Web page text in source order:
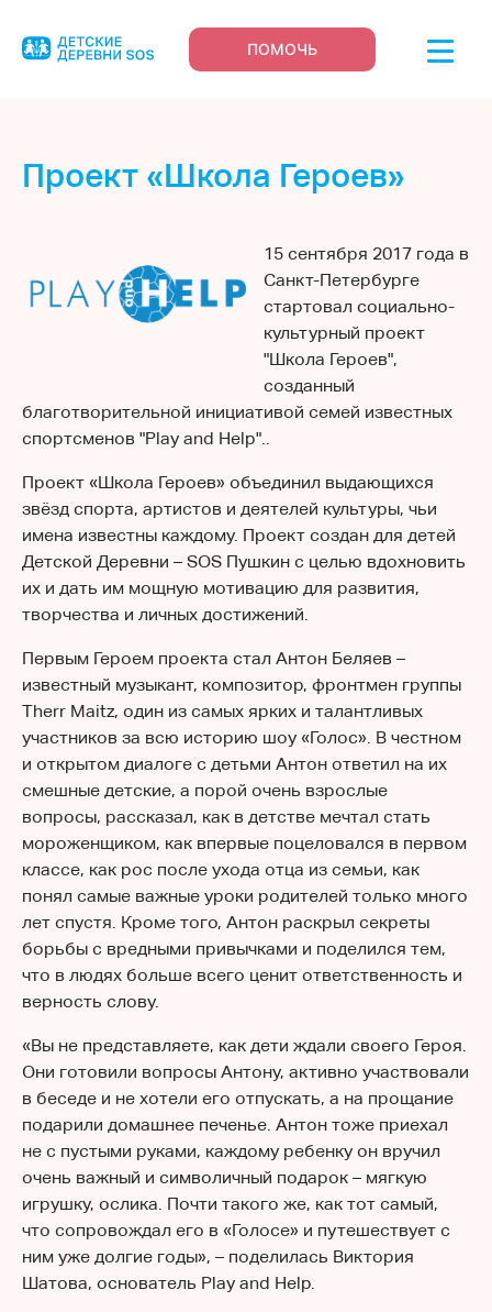
ПОМОЧЬ
Проект «Школа Героев»
15 сентября 2017 года в
Санкт-Петербурге
стартовал социально-
культурный проект
"Школа Героев",
созданный
благотворительной инициативой семей известных
спортсменов "Play and Help"..
Проект «Школа Героев» объединил выдающихся
звёзд спорта, артистов и деятелей культуры, чьи
имена известны каждому. Проект создан для детей
Детской Деревни – SOS Пушкин с целью вдохновить
их и дать им мощную мотивацию для развития,
творчества и личных достижений.
Первым Героем проекта стал Антон Беляев –
известный музыкант, композитор, фронтмен группы
Therr Maitz, один из самых ярких и талантливых
участников за всю историю шоу «Голос». В честном
и открытом диалоге с детьми Антон ответил на их
смешные детские, а порой очень взрослые
вопросы, рассказал, как в детстве мечтал стать
мороженщиком, как впервые поцеловался в первом
классе, как рос после ухода отца из семьи, как
понял самые важные уроки родителей только много
лет спустя. Кроме того, Антон раскрыл секреты
борьбы с вредными привычками и поделился тем,
что в людях больше всего ценит ответственность и
верность слову.
«Вы не представляете, как дети ждали своего Героя.
Они готовили вопросы Антону, активно участвовали
в беседе и не хотели его отпускать, а на прощание
подарили домашнее печенье. Антон тоже приехал
не с пустыми руками, каждому ребенку он вручил
очень важный и символичный подарок – мягкую
игрушку, ослика. Почти такого же, как тот самый,
что сопровождал его в «Голосе» и путешествует с
ним уже долгие годы», – поделилась Виктория
Шатова, основатель Play and Help.